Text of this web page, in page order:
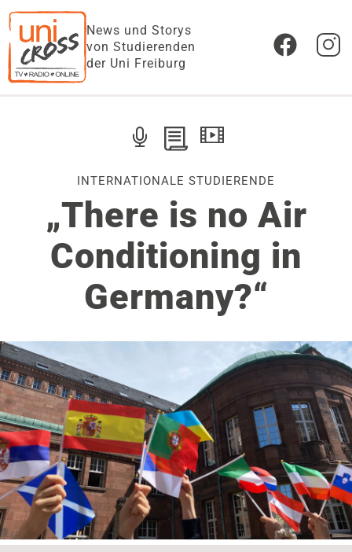
News und Storys
von Studierenden
der Uni Freiburg
INTERNATIONALE STUDIERENDE
„There is no Air
Conditioning in
Germany?“